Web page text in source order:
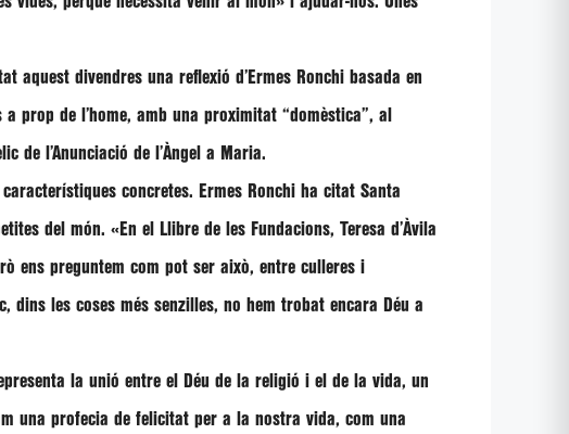
aquest divendres una reflexió d’ Ermes Ronchi basada en
a prop de l’home, amb una proximitat “domèstica”, al
de l’Anunciació de l’Àngel a Maria.
concretes. Ermes Ronchi ha citat Santa
del món. «En el Llibre de les Fundacions, Teresa d’Àvila
ens preguntem com pot ser això, entre culleres i
les coses més senzilles, no hem trobat encara Déu a
la unió entre el Déu de la religió i el de la vida, un
una profecia de felicitat per a la nostra vida, com una